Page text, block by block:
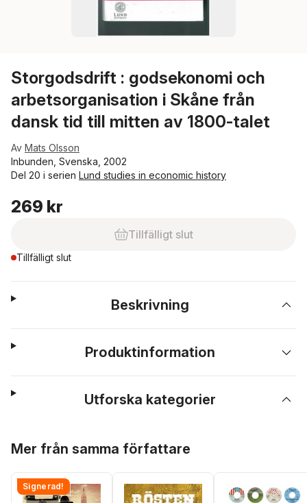
Storgodsdrift : godsekonomi och
arbetsorganisation i Skåne från
dansk tid till mitten av 1800-talet
Av Mats Olsson
Inbunden, Svenska, 2002
Del 20 i serien Lund studies in economic history
269 kr
Tillfälligt slut
Tillfälligt slut
Beskrivning
Produktinformation
Utforska kategorier
Mer från samma författare
Signerad!